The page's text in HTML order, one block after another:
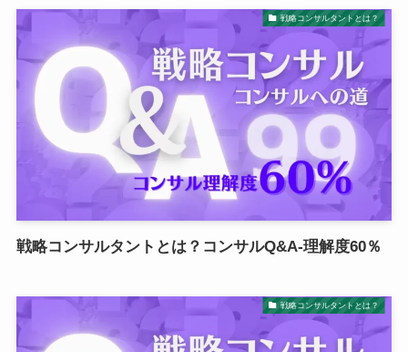
戦略コンサルタントとは？
戦略コンサルタントとは？コンサルQ&A-理解度60％
戦略コンサルタントとは？